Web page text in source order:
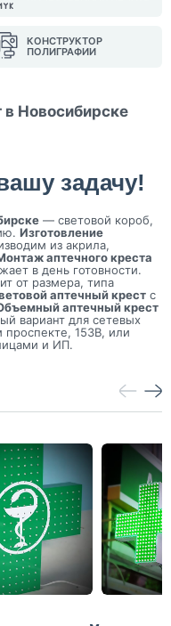
КОНСТРУКТОР
ПОЛИГРАФИИ
Новосибирске
задачу!
— световой короб,
Изготовление
из акрила,
аптечного креста
в день готовности.
от размера, типа
аптечный крест с
аптечный крест
вариант для сетевых
153В, или
и ИП.